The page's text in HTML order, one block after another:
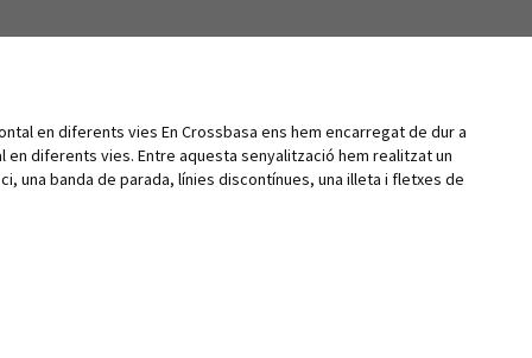
en diferents vies En Crossbasa ens hem encarregat de dur a
diferents vies. Entre aquesta senyalització hem realitzat un
una banda de parada, línies discontínues, una illeta i fletxes de